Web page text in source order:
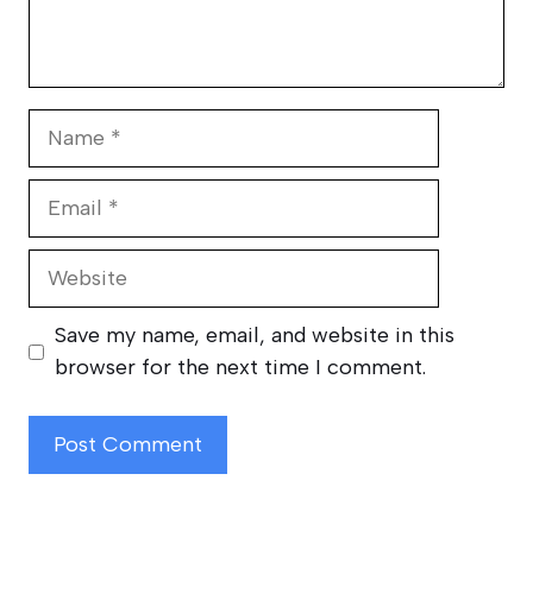
Website
Save my name, email, and website in this
browser for the next time I comment.